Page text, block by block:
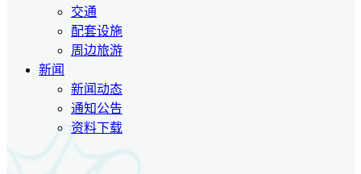
交通
配套设施
周边旅游
新闻
新闻动态
通知公告
资料下载